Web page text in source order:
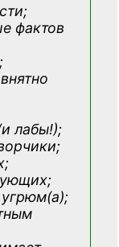
фактов
лабы!);